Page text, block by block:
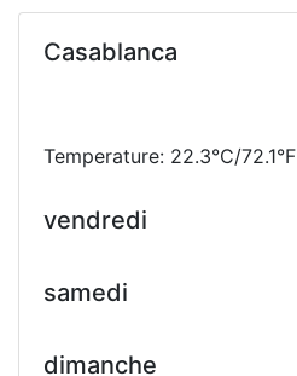
Casablanca
Temperature: 22.3°C/72.1°F
vendredi
samedi
dimanche